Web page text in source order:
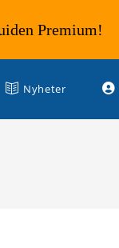
Nyheter
Premium!